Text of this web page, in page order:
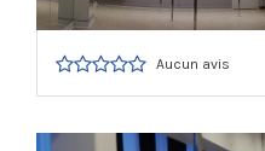
Aucun avis